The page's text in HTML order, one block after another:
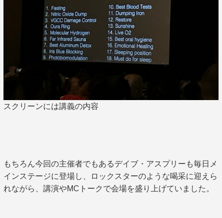
スクリーンには講義の内容
もちろん今回の主催者でもあるデイブ・アスプリーも毎日メ
インステージに登場し、ロックスターのような喝采に迎えら
れながら、講演やMCトークで会場を盛り上げていました。